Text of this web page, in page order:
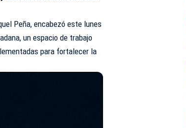
Peña, encabezó este lunes
un espacio de trabajo
para fortalecer la